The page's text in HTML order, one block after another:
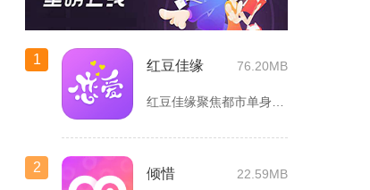
1 红豆佳缘 76.20MB
红豆佳缘聚焦都市单身人群严肃婚恋需求，搭建线上线下联动的真实...
2 倾惜 22.59MB